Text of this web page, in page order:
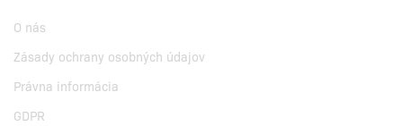
O nás
Zásady ochrany osobných údajov
Právna informácia
GDPR